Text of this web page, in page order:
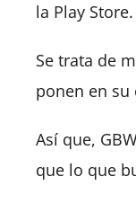
la Play Store.
Se trata de
ponen en su
Así que,
que lo que